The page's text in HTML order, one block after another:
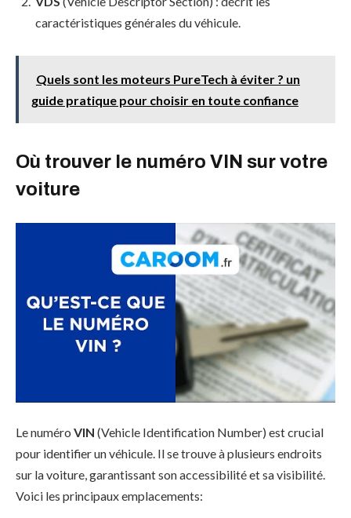
caractéristiques générales du véhicule.
Quels sont les moteurs PureTech à éviter ? un
guide pratique pour choisir en toute confiance
Où trouver le numéro VIN sur votre
voiture
Le numéro VIN (Vehicle Identification Number) est crucial
pour identifier un véhicule. Il se trouve à plusieurs endroits
sur la voiture, garantissant son accessibilité et sa visibilité.
Voici les principaux emplacements: